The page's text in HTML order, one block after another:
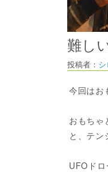
難し
投稿者： シ
今回はお
おもちゃ
と、テン
UFOドロ